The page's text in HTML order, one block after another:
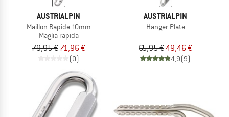
AUSTRIALPIN
Maillon Rapide 10mm
Maglia rapida
79,95 € 71,96 €
(0)
AUSTRIALPIN
Hanger Plate
65,95 €49,46 €
4,9(9)